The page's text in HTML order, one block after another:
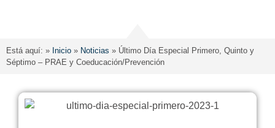
Está aquí: » Inicio » Noticias » Último Día Especial Primero, Quinto y
Séptimo – PRAE y Coeducación/Prevención